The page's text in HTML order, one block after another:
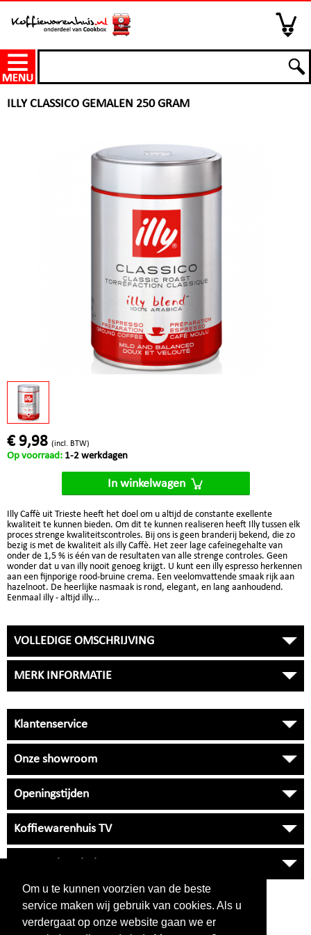
Om u te kunnen voorzien van de beste
service maken wij gebruik van cookies. Als u
verdergaat op onze website gaan we er
ILLY CLASSICO GEMALEN 250 GRAM
€ 9,98 (incl. BTW)
Op voorraad: 1-2 werkdagen
In winkelwagen
Illy Caffè uit Trieste heeft het doel om u altijd de constante exellente
kwaliteit te kunnen bieden. Om dit te kunnen realiseren heeft Illy tussen elk
proces strenge kwaliteitscontroles. Bij ons is geen branderij bekend, die zo
bezig is met de kwaliteit als illy Caffè. Het zeer lage cafeïnegehalte van
onder de 1,5 % is één van de resultaten van alle strenge controles. Geen
wonder dat u van illy nooit genoeg krijgt. U kunt een illy espresso herkennen
aan een fijnporige rood-bruine crema. Een veelomvattende smaak rijk aan
hazelnoot. De heerlijke nasmaak is rond, elegant, en lang aanhoudend.
Eenmaal illy - altijd illy...
VOLLEDIGE OMSCHRIJVING
MERK INFORMATIE
Klantenservice
Onze showroom
Openingstijden
Koffiewarenhuis TV
VRAGEN?
038 33 34 530
klantenservice NIET BEREIKBAAR